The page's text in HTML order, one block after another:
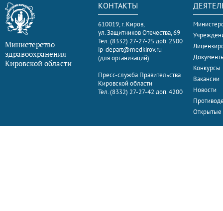
Министерство
здравоохранения
Кировской области
КОНТАКТЫ
610019, г. Киров,
ул. Защитников Отечества, 69
Тел. (8332) 27-27-25 доб. 2500
ip-depart@medkirov.ru
(для организаций)
Пресс-служба Правительства
Кировской области
Тел. (8332) 27-27-42 доп. 4200
Конкурсы
Вакансии
Новости